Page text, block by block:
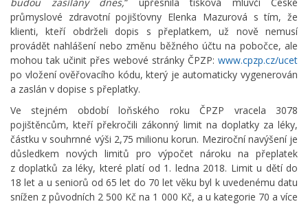
průmyslové zdravotní pojišťovny Elenka Mazurová s tím, že
klienti, kteří obdrželi dopis s přeplatkem, už nově nemusí
provádět nahlášení nebo změnu běžného účtu na pobočce, ale
mohou tak učinit přes webové stránky ČPZP: www.cpzp.cz/ucet
po vložení ověřovacího kódu, který je automaticky vygenerován
a zaslán v dopise s přeplatky.
Ve stejném období loňského roku ČPZP vracela 3078
pojištěncům, kteří překročili zákonný limit na doplatky za léky,
částku v souhrnné výši 2,75 milionu korun. Meziroční navýšení je
důsledkem nových limitů pro výpočet nároku na přeplatek
z doplatků za léky, které platí od 1. ledna 2018. Limit u dětí do
18 let a u seniorů od 65 let do 70 let věku byl k uvedenému datu
snížen z původních 2 500 Kč na 1 000 Kč, a u kategorie 70 a více